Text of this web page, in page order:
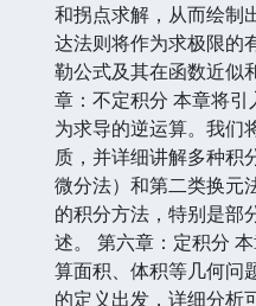
和拐点求解，从而绘制
达法则将作为求极限的
勒公式及其在函数近似
章：不定积分 本章将
为求导的逆运算。我们
质，并详细讲解多种积
微分法）和第二类换元
的积分方法，特别是部
述。 第六章：定积分
算面积、体积等几何问
的定义出发，详细分析